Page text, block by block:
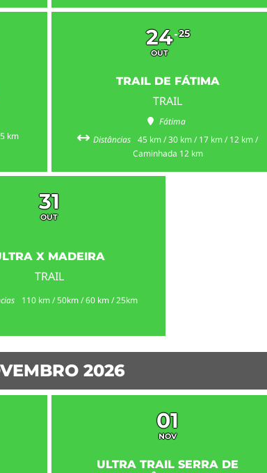
km
24
OUT
25
TRAIL DE FÁTIMA
TRAIL
Fátima
Distâncias 45 km / 30 km / 17 km / 12 km /
Caminhada 12 km
31
OUT
X MADEIRA
TRAIL
110 km / 50km / 60 km / 25km
2026
01
NOV
ULTRA TRAIL SERRA DE